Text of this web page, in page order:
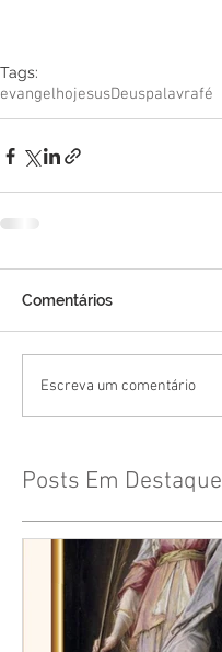
Tags:
evangelhojesusDeuspalavrafé
Comentários
Escreva um comentário
Posts Em Destaque